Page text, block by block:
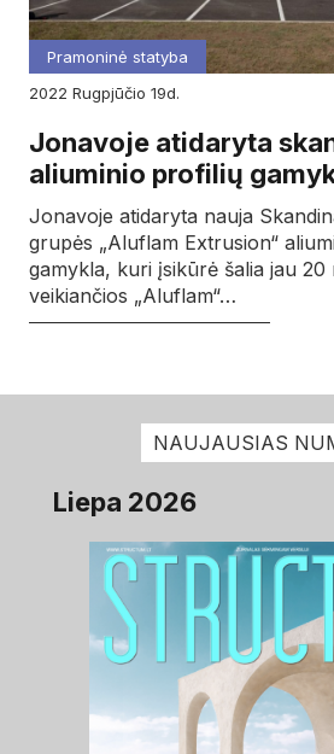
Pramoninė statyba
2022
rugpjūčio 19d.
Jonavoje atidaryta
aliuminio profilių
Jonavoje atidaryta nauja
grupės „Aluflam Extrusion“
gamykla, kuri įsikūrė šalia jau 20
veikiančios „Aluflam“…
NAUJAUSIAS
Liepa 2026